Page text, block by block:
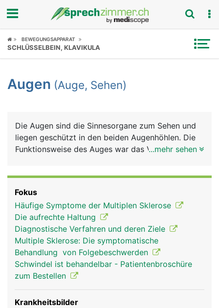
Fokus
Symptome
News
Rubriken
BEWEGUNGSAPPARAT
SCHLÜSSELBEIN, KLAVIKULA
Augen (Auge, Sehen)
Die Augen sind die Sinnesorgane zum Sehen und
liegen geschützt in den beiden Augenhöhlen. Die
Funktionsweise des Auges war das Vorbild für die
(Akkommodation). Die Regenbogenhaut (Iris), die
Blende beim Fotoapparat, kann sich weiter öffnen
oder schliessen (Pupille) und so die Intensität des
einfallenden Lichts regulieren. Die Sehrezeptoren
auf der Netzhaut (Retina) an der Rückfläche des
Auges wandeln das Licht in elektrische
Nervensignale um, die über den Sehnerven zum
Sehzentrum im Hirn geleitet werden und dort das
Bild erzeugen, das wir sehen. Dadurch dass der
Mensch zwei Augen besitzt, die von mehreren
...mehr sehen
Fokus
Häufige Symptome der Multiplen Sklerose
Die aufrechte Haltung
Diagnostische Verfahren und deren Ziele
Multiple Sklerose: Die symptomatische
Behandlung von Folgebeschwerden
Schwindel ist behandelbar - Patientenbroschüre
zum Bestellen
Krankheitsbilder